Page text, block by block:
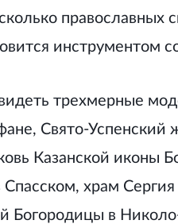
православных
инструментом
трехмерные
Свято-Успенский
Казанской иконы
Спасском, храм
Богородицы в